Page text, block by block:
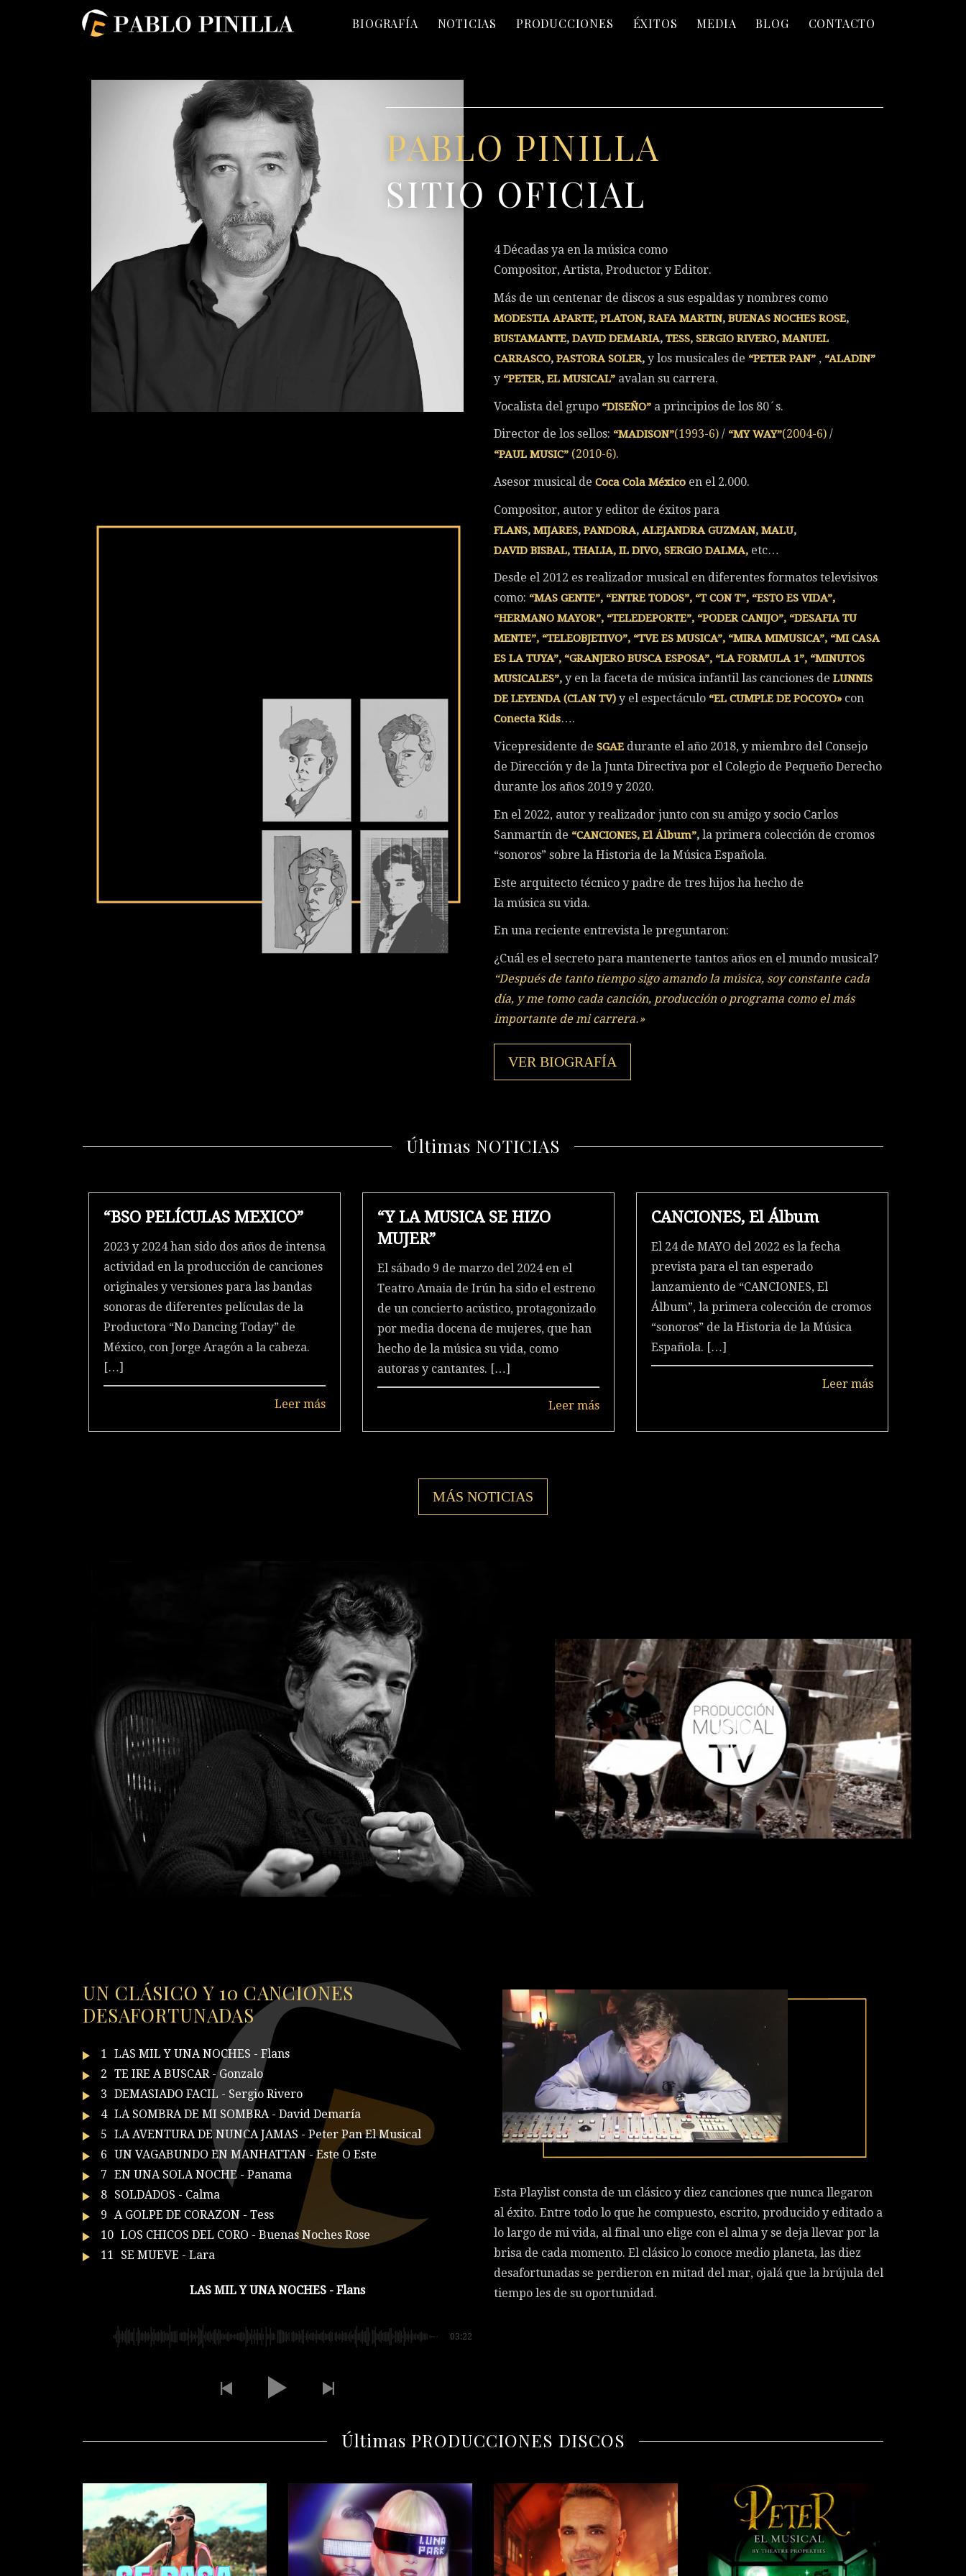
BIOGRAFÍA NOTICIAS PRODUCCIONES ÉXITOS MEDIA BLOG CONTACTO
PABLO PINILLA
SITIO OFICIAL
4 Décadas ya en la música como
Compositor, Artista, Productor y Editor.
Más de un centenar de discos a sus espaldas y nombres como
MODESTIA APARTE, PLATON, RAFA MARTIN, BUENAS NOCHES ROSE,
BUSTAMANTE, DAVID DEMARIA, TESS, SERGIO RIVERO, MANUEL
CARRASCO, PASTORA SOLER, y los musicales de “PETER PAN” , “ALADIN”
y “PETER, EL MUSICAL” avalan su carrera.
Vocalista del grupo “DISEÑO” a principios de los 80´s.
Director de los sellos: “MADISON”(1993-6) / “MY WAY”(2004-6) /
“PAUL MUSIC” (2010-6).
Asesor musical de Coca Cola México en el 2.000.
Compositor, autor y editor de éxitos para
FLANS, MIJARES, PANDORA, ALEJANDRA GUZMAN, MALU,
DAVID BISBAL, THALIA, IL DIVO, SERGIO DALMA, etc…
Desde el 2012 es realizador musical en diferentes formatos televisivos
como: “MAS GENTE”, “ENTRE TODOS”, “T CON T”, “ESTO ES VIDA”,
“HERMANO MAYOR”, “TELEDEPORTE”, “PODER CANIJO”, “DESAFIA TU
MENTE”, “TELEOBJETIVO”, “TVE ES MUSICA”, “MIRA MIMUSICA”, “MI CASA
ES LA TUYA”, “GRANJERO BUSCA ESPOSA”, “LA FORMULA 1”, “MINUTOS
MUSICALES”, y en la faceta de música infantil las canciones de LUNNIS
DE LEYENDA (CLAN TV) y el espectáculo “EL CUMPLE DE POCOYO» con
Conecta Kids….
Vicepresidente de SGAE durante el año 2018, y miembro del Consejo
de Dirección y de la Junta Directiva por el Colegio de Pequeño Derecho
durante los años 2019 y 2020.
En el 2022, autor y realizador junto con su amigo y socio Carlos
Sanmartín de “CANCIONES, El Álbum”, la primera colección de cromos
“sonoros” sobre la Historia de la Música Española.
Este arquitecto técnico y padre de tres hijos ha hecho de
la música su vida.
En una reciente entrevista le preguntaron:
¿Cuál es el secreto para mantenerte tantos años en el mundo musical?
“Después de tanto tiempo sigo amando la música, soy constante cada
día, y me tomo cada canción, producción o programa como el más
importante de mi carrera.»
VER BIOGRAFÍA
Últimas NOTICIAS
“BSO PELÍCULAS MEXICO”
2023 y 2024 han sido dos años de intensa
actividad en la producción de canciones
originales y versiones para las bandas
sonoras de diferentes películas de la
Productora “No Dancing Today” de
México, con Jorge Aragón a la cabeza.
[…]
Leer más
“Y LA MUSICA SE HIZO
MUJER”
El sábado 9 de marzo del 2024 en el
Teatro Amaia de Irún ha sido el estreno
de un concierto acústico, protagonizado
por media docena de mujeres, que han
hecho de la música su vida, como
autoras y cantantes. […]
Leer más
CANCIONES, El Álbum
El 24 de MAYO del 2022 es la fecha
prevista para el tan esperado
lanzamiento de “CANCIONES, El
Álbum”, la primera colección de cromos
“sonoros” de la Historia de la Música
Española. […]
Leer más
MÁS NOTICIAS
UN CLÁSICO Y 10 CANCIONES
DESAFORTUNADAS
1 LAS MIL Y UNA NOCHES - Flans
2 TE IRE A BUSCAR - Gonzalo
3 DEMASIADO FACIL - Sergio Rivero
4 LA SOMBRA DE MI SOMBRA - David Demaría
5 LA AVENTURA DE NUNCA JAMAS - Peter Pan El Musical
6 UN VAGABUNDO EN MANHATTAN - Este O Este
7 EN UNA SOLA NOCHE - Panama
8 SOLDADOS - Calma
9 A GOLPE DE CORAZON - Tess
10 LOS CHICOS DEL CORO - Buenas Noches Rose
11
SE MUEVE - Lara
LAS MIL Y UNA NOCHES - Flans
03:22
Esta Playlist consta de un clásico y diez canciones que nunca llegaron
al éxito. Entre todo lo que he compuesto, escrito, producido y editado a
lo largo de mi vida, al final uno elige con el alma y se deja llevar por la
brisa de cada momento. El clásico lo conoce medio planeta, las diez
desafortunadas se perdieron en mitad del mar, ojalá que la brújula del
tiempo les de su oportunidad.
Últimas PRODUCCIONES DISCOS